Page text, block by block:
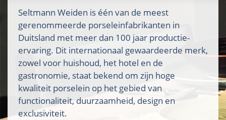
Seltmann Weiden is één van de meest
gerenommeerde porseleinfabrikanten in
Duitsland met meer dan 100 jaar productie-
ervaring. Dit internationaal gewaardeerde merk,
zowel voor huishoud, het hotel en de
gastronomie, staat bekend om zijn hoge
kwaliteit porselein op het gebied van
functionaliteit, duurzaamheid, design en
exclusiviteit.